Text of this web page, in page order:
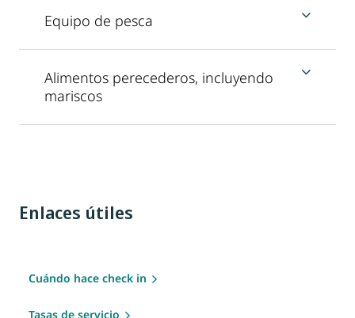
Equipo de pesca
Alimentos perecederos, incluyendo
mariscos
Enlaces útiles
Cuándo hace check in
Tasas de servicio